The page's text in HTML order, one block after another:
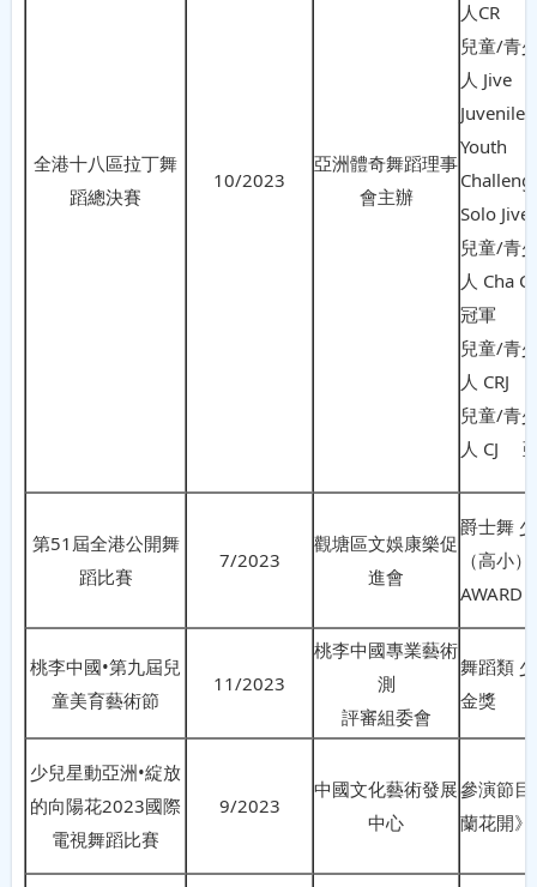
全港十八區拉丁舞
蹈總決賽
10/2023
亞洲體奇舞蹈理事
會主辦
人CR
兒童/青
人 Jive
Juvenile
Youth
Solo Jive
兒童/青
人 Cha
冠軍
兒童/青
人 CRJ
兒童/青
人 CJ
第51屆全港公開舞
蹈比賽
7/2023
觀塘區文娛康樂促
進會
爵士舞
（高小
AWARD
桃李中國•第九屆兒
童美育藝術節
11/2023
桃李中國專業藝術
測
評審組委會
舞蹈類
金獎
少兒星動亞洲•綻放
的向陽花2023國際
電視舞蹈比賽
9/2023
中國文化藝術發展
中心
參演節
蘭花開